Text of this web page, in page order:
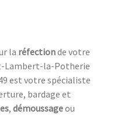
la réfectionde votre
Lambert-la-Potherie
est votre spécialiste
bardage et
, démoussageou